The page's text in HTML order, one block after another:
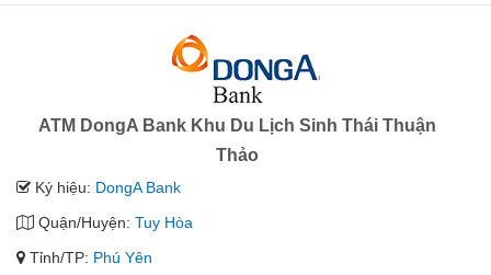
ATM DongA Bank Khu Du Lịch Sinh Thái Thuận
Thảo
Ký hiệu: DongA Bank
Quận/Huyện: Tuy Hòa
Tỉnh/TP: Phú Yên